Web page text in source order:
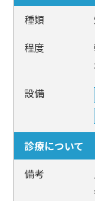
種類
程度
設備
診療について
備考